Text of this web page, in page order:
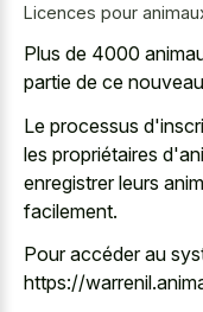
Licences pour
Plus de 4000
partie de ce
Le processus
les propriétaires
enregistrer leurs
facilement.
Pour accéder au
https://